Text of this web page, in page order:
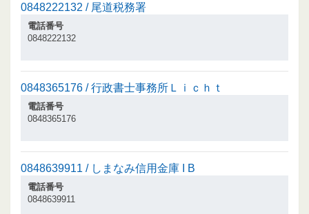
0848222132 / 尾道税務署
電話番号
0848222132
0848365176 / 行政書士事務所Ｌｉｃｈｔ
電話番号
0848365176
0848639911 / しまなみ信用金庫 I B
電話番号
0848639911